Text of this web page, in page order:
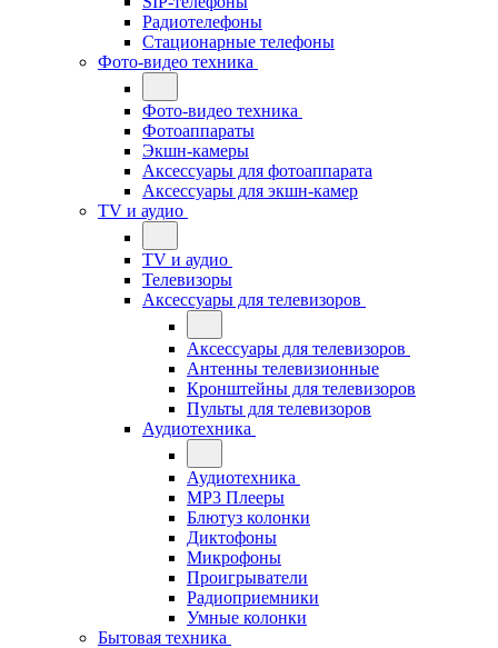
Радиотелефоны
Стационарные телефоны
Фото-видео техника
Фото-видео техника
Фотоаппараты
Экшн-камеры
Аксессуары для фотоаппарата
Аксессуары для экшн-камер
TV и аудио
TV и аудио
Телевизоры
Аксессуары для телевизоров
Аксессуары для телевизоров
Антенны телевизионные
Кронштейны для телевизоров
Пульты для телевизоров
Аудиотехника
Аудиотехника
MP3 Плееры
Блютуз колонки
Диктофоны
Микрофоны
Проигрыватели
Радиоприемники
Умные колонки
Бытовая техника